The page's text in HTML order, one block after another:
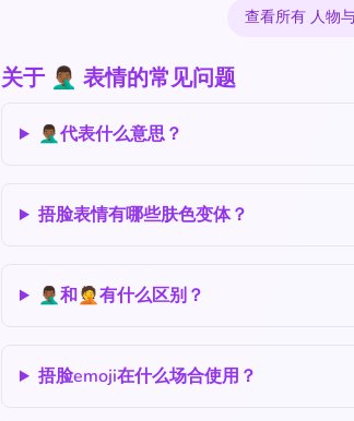
查看所有 人物
关于 🤦🏾‍♂️ 表情的常见问题
🤦🏾‍♂️代表什么意思？
捂脸表情有哪些肤色变体？
🤦🏾‍♂️和🤦有什么区别？
捂脸emoji在什么场合使用？